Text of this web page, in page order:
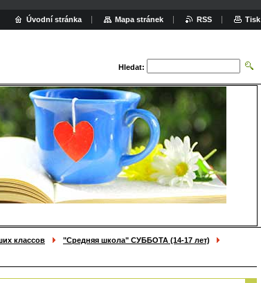
Hledat:
классов
"Средняя школа" СУББОТА (14-17 лет)
Úvodní stránka Mapa stránek RSS Tisk